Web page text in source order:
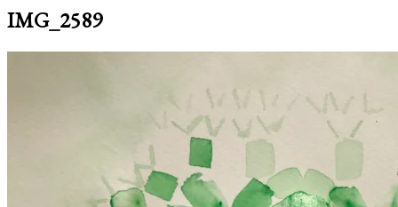
IMG_2589